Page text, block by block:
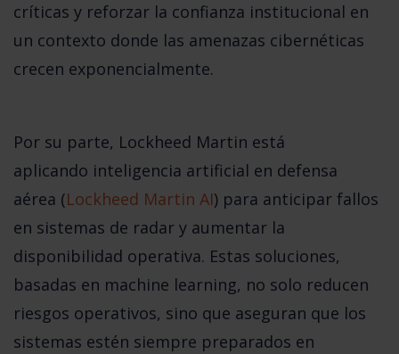
críticas y reforzar la confianza institucional en
un contexto donde las amenazas cibernéticas
crecen exponencialmente.
Por su parte, Lockheed Martin está
aplicando inteligencia artificial en defensa
aérea (Lockheed Martin AI) para anticipar fallos
en sistemas de radar y aumentar la
disponibilidad operativa. Estas soluciones,
basadas en machine learning, no solo reducen
riesgos operativos, sino que aseguran que los
sistemas estén siempre preparados en